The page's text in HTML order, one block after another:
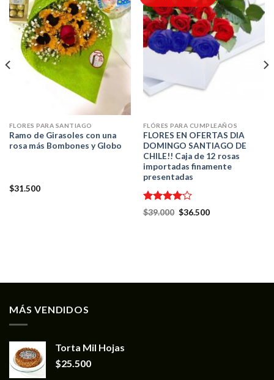
FLORES PARA SANTIAGO
Ramo de Girasoles con una
rosa más Bombones y Globo
$31.500
FLÓRES PARA CUMPLEAÑOS
FLORES EN OFERTAS DIA
DOMINGO SANTIAGO DE
CHILE!! Caja de 12 rosas
importadas finamente
presentadas
Valorado
$39.000 $36.500
MÁS VENDIDOS
Torta Mil Hojas
$25.500